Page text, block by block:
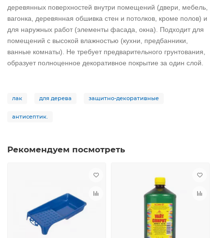
деревянных поверхностей внутри помещений (двери, мебель,
вагонка, деревянная обшивка стен и потолков, кроме полов) и
для наружных работ (элементы фасада, окна). Подходит для
помещений с высокой влажностью (кухни, предбанники,
ванные комнаты). Не требует предварительного грунтования,
образует полноценное декоративное покрытие за один слой.
лак для дерева защитно-декоративные
антисептик.
Рекомендуем посмотреть